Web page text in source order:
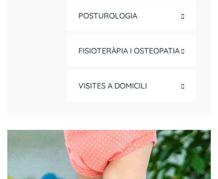
POSTUROLOGIA
FISIOTERÀPIA I OSTEOPATIA
VISITES A DOMICILI